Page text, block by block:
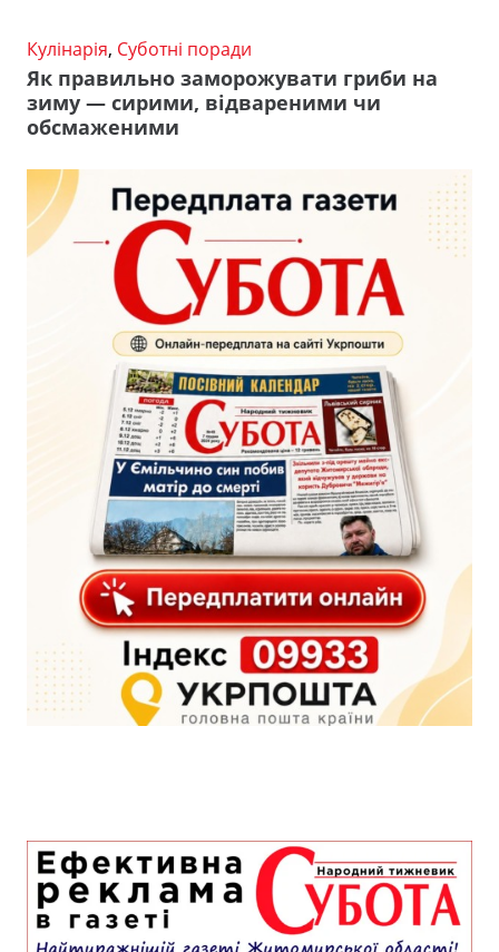
Кулінарія, Суботні поради
Як правильно заморожувати гриби на
зиму — сирими, відвареними чи
обсмаженими